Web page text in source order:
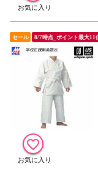
セール 8/7時点_ポイント最大11